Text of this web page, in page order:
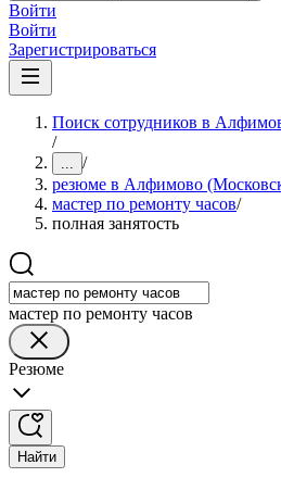
Войти
Войти
Зарегистрироваться
Поиск сотрудников в
/
... /
резюме в Алфимово
мастер по ремонту часов/
полная занятость
мастер по ремонту часов
Резюме
Найти